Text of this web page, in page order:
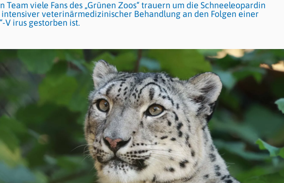
viele Fans des „Grünen Zoos“ trauern um die Schneeleopardin
veterinärmedizinischer Behandlung an den Folgen einer
V irus gestorben ist.